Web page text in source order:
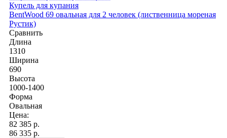
Купель для купания
BentWood 69 овальная для 2 человек (лиственница мореная
Рустик)
Сравнить
Длина
1310
Ширина
690
Высота
1000-1400
Форма
Овальная
Цена:
82 385 р.
86 335 р.